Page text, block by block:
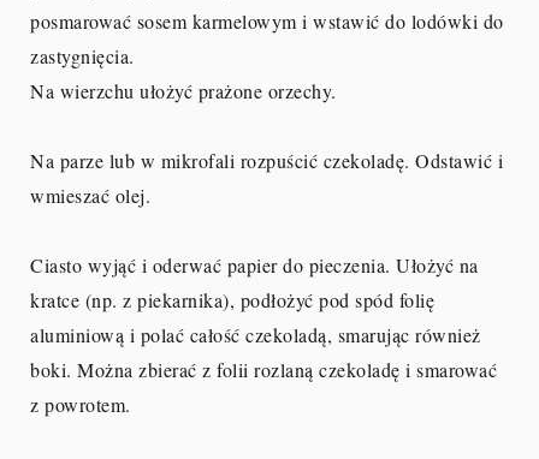
posmarować sosem karmelowym i wstawić do lodówki do
zastygnięcia.
Na wierzchu ułożyć prażone orzechy.
Na parze lub w mikrofali rozpuścić czekoladę. Odstawić i
wmieszać olej.
Ciasto wyjąć i oderwać papier do pieczenia. Ułożyć na
kratce (np. z piekarnika), podłożyć pod spód folię
aluminiową i polać całość czekoladą, smarując również
boki. Można zbierać z folii rozlaną czekoladę i smarować
z powrotem.